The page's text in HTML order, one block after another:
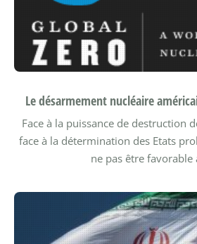
Le désarmement nucléaire
Face à la puissance de destruction
face à la détermination des Etats
ne pas être favorable